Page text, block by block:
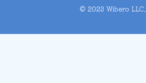
©︎ 2023 Wibero LLC.